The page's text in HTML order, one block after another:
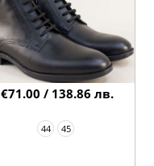
44 45
€71.00 / 138.86 лв.